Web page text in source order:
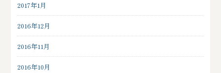
2017年1月
2016年12月
2016年11月
2016年10月